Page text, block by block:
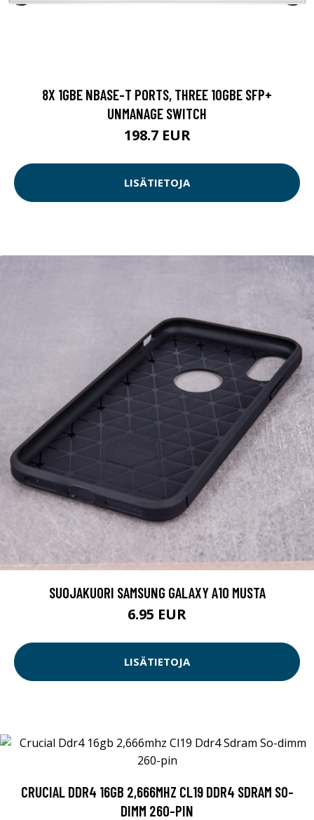
8X 1GBE NBASE-T PORTS, THREE 10GBE SFP+
UNMANAGE SWITCH
198.7 EUR
LISÄTIETOJA
SUOJAKUORI SAMSUNG GALAXY A10 MUSTA
6.95 EUR
LISÄTIETOJA
CRUCIAL DDR4 16GB 2,666MHZ CL19 DDR4 SDRAM SO-
DIMM 260-PIN